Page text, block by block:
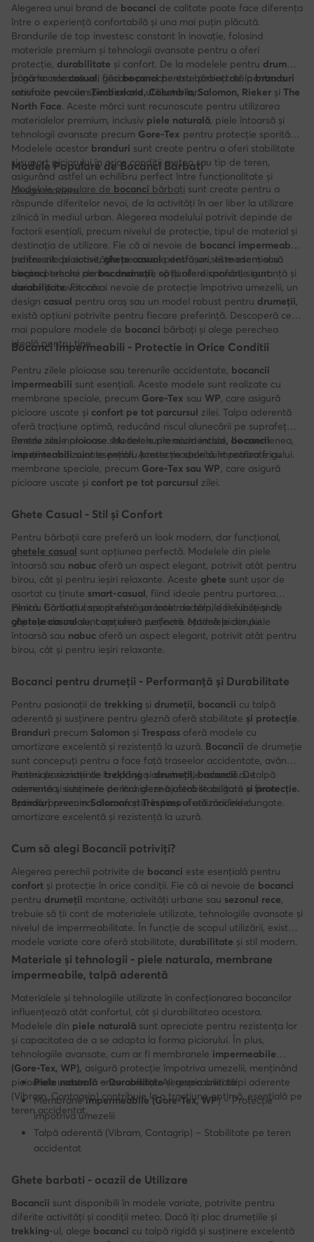
Alegerea unui brand de bocanci de calitate poate face diferența
între o experiență confortabilă și una mai puțin plăcută.
Brandurile de top investesc constant în inovație, folosind
materiale premium și tehnologii avansate pentru a oferi
protecție, durabilitate și confort. De la modelele pentru drumeții
până la celecasual, fiecare pereche este proiectată pentru a
satisface nevoile specifice ale utilizatorilor.
În gama noastră vei găsibocancipentru bărbați de labranduri
renumite precumTimberland, Columbia, Salomon, Rieker și The
North Face . Aceste mărci sunt recunoscute pentru utilizarea
materialelor premium, inclusiv piele naturală, piele întoarsă și
tehnologii avansate precum Gore-Tex pentru protecție sporită.
Modelele acestor branduri sunt create pentru a oferi stabilitate
și suport piciorului în orice condiții meteo sau tip de teren,
asigurând astfel un echilibru perfect între funcționalitate și
design modern.
Modele Populare de Bocanci Barbati
Modelele populare de bocanci bărbați sunt create pentru a
răspunde diferitelor nevoi, de la activități în aer liber la utilizare
zilnică în mediul urban. Alegerea modelului potrivit depinde de
factorii esențiali, precum nivelul de protecție, tipul de material și
destinația de utilizare. Fie că ai nevoie de bocanci impermeabili
pentru zile ploioase,ghete casualpentru un stil modern sau
bocancitehnici pentrudrumeții, opțiunile disponibile sunt
variate și inovatoare.
Indiferent de activitățile pe care le desfășori, este esențial să
alegi o pereche debocancicare să îți ofere confort, siguranță și
durabilitate. Fie că ai nevoie de protecție împotriva umezelii, un
design casual pentru oraș sau un model robust pentru drumeții,
există opțiuni potrivite pentru fiecare preferință. Descoperă cele
mai populare modele de bocanci bărbați și alege perechea
ideală pentru tine.
Bocanci Impermeabili - Protectie in Orice Conditii
Pentru zilele ploioase sau terenurile accidentate, bocancii
impermeabili sunt esențiali. Aceste modele sunt realizate cu
membrane speciale, precum Gore-Tex sau WP, care asigură
picioare uscate și confort pe tot parcursul zilei. Talpa aderentă
oferă tracțiune optimă, reducând riscul alunecării pe suprafețe
umede sau noroioase. Modelele premium includ, de asemenea,
inserții termoizolante pentru protecție sporită împotriva frigului.
Pentru zilele ploioase sau terenurile accidentate, bocancii
impermeabilisunt esențiali. Aceste modele sunt realizate cu
membrane speciale, precum Gore-Tex sau WP, care asigură
picioare uscate și confort pe tot parcursul zilei.
Ghete Casual - Stil și Confort
Pentru bărbații care preferă un look modern, dar funcțional,
ghetele casual sunt opțiunea perfectă. Modelele din piele
întoarsă sau nabuc oferă un aspect elegant, potrivit atât pentru
birou, cât și pentru ieșiri relaxante. Aceste ghete sunt ușor de
asortat cu ținute smart-casual, fiind ideale pentru purtarea
zilnică. Confortul sporit este garantat de tălpile flexibile și de
căptușeala moale, care oferă susținere optimă piciorului.
Pentru bărbații care preferă un look modern, dar funcțional,
ghetele casualsunt opțiunea perfectă. Modelele din piele
întoarsă sau nabuc oferă un aspect elegant, potrivit atât pentru
birou, cât și pentru ieșiri relaxante.
Bocanci pentru drumeții - Performanță și Durabilitate
Pentru pasionații de trekking și drumeții, bocancii cu talpă
aderentă și susținere pentru gleznă oferă stabilitate și protecție
Branduri precum Salomon și Trespass oferă modele cu
amortizare excelentă și rezistență la uzură. Bocancii de drumeție
sunt concepuți pentru a face față traseelor accidentate, având
materiale rezistente la apă și o construcție robustă. De
asemenea, sistemele de închidere ajustabile asigură o fixare
optimă, prevenind disconfortul în timpul utilizării îndelungate.
Pentru pasionații detrekkingșidrumeții, bocanciicu talpă
aderentă și susținere pentru gleznă oferă stabilitate și protecție.
BranduriprecumSalomonșiTrespassoferă modele cu
amortizare excelentă și rezistență la uzură.
Cum să alegi Bocancii potriviți?
Alegerea perechii potrivite de bocanci este esențială pentru
confort și protecție în orice condiții. Fie că ai nevoie de bocanci
pentru drumeții montane, activități urbane sau sezonul rece,
trebuie să ții cont de materialele utilizate, tehnologiile avansate și
nivelul de impermeabilitate. În funcție de scopul utilizării, există
modele variate care oferă stabilitate, durabilitate și stil modern.
Materiale și tehnologii - piele naturala, membrane
impermeabile, talpă aderentă
Materialele și tehnologiile utilizate în confecționarea bocancilor
influențează atât confortul, cât și durabilitatea acestora.
Modelele din piele naturală sunt apreciate pentru rezistența lor
și capacitatea de a se adapta la forma piciorului. În plus,
tehnologiile avansate, cum ar fi membranele impermeabile
(Gore-Tex, WP), asigură protecție împotriva umezelii, menținând
picioarele uscate în orice condiții. Alegerea unei tălpi aderente
(Vibram, Contagrip) contribuie la o tracțiune optimă, esențială pe
teren accidentat.
Piele naturală – Durabilitateși respirabilitate
Membraneimpermeabile (Gore-Tex, WP) – Protecție
împotriva umezelii
Talpă aderentă (Vibram, Contagrip) – Stabilitate pe teren
accidentat
Ghete barbati - ocazii de Utilizare
Bocancii sunt disponibili în modele variate, potrivite pentru
diferite activități și condiții meteo. Dacă îți plac drumețiile și
trekking-ul, alege bocanci cu talpă rigidă și susținere excelentă